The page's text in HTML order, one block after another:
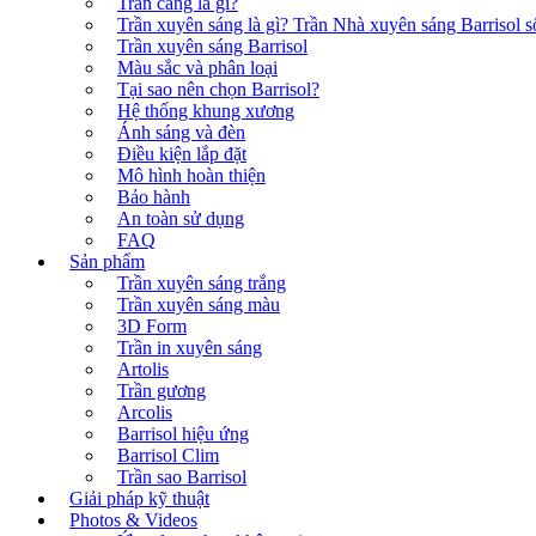
Trần xuyên sáng là gì? Trần Nhà xuyên sáng Barrisol
Trần xuyên sáng Barrisol
Màu sắc và phân loại
Tại sao nên chọn Barrisol?
Hệ thống khung xương
Ánh sáng và đèn
Điều kiện lắp đặt
Mô hình hoàn thiện
Bảo hành
An toàn sử dụng
FAQ
Sản phẩm
Trần xuyên sáng trắng
Trần xuyên sáng màu
3D Form
Trần in xuyên sáng
Artolis
Trần gương
Arcolis
Barrisol hiệu ứng
Barrisol Clim
Trần sao Barrisol
Giải pháp kỹ thuật
Photos & Videos